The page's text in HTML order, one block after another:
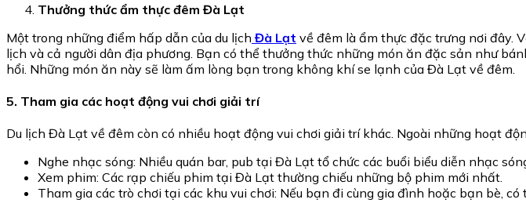
Thưởng thức ẩm thực đêm Đà Lạt
Một trong những điểm hấp dẫn của du lịch Đà Lạt về đêm là ẩm thực đặc trưng nơi đây.
lịch và cả người dân địa phương. Bạn có thể thưởng thức những món ăn đặc sản như
hổi. Những món ăn này sẽ làm ấm lòng bạn trong không khí se lạnh của Đà Lạt về đêm.
5. Tham gia các hoạt động vui chơi giải trí
Du lịch Đà Lạt về đêm còn có nhiều hoạt động vui chơi giải trí khác. Ngoài những hoạt
Nghe nhạc sóng: Nhiều quán bar, pub tại Đà Lạt tổ chức các buổi biểu diễn nhạc
Xem phim: Các rạp chiếu phim tại Đà Lạt thường chiếu những bộ phim mới nhất.
Tham gia các trò chơi tại các khu vui chơi: Nếu bạn đi cùng gia đình hoặc bạn bè,